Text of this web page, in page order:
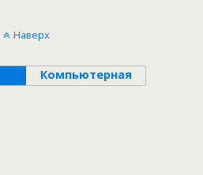
Наверх
Компьютерная